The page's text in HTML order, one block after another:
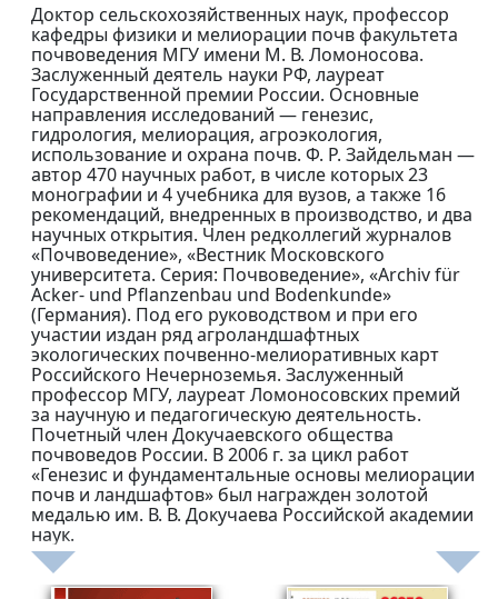
Доктор сельскохозяйственных наук, профессор
кафедры физики и мелиорации почв факультета
почвоведения МГУ имени М. В. Ломоносова.
Заслуженный деятель науки РФ, лауреат
Государственной премии России. Основные
направления исследований — генезис,
гидрология, мелиорация, агроэкология,
использование и охрана почв. Ф. Р. Зайдельман —
автор 470 научных работ, в числе которых 23
монографии и 4 учебника для вузов, а также 16
рекомендаций, внедренных в производство, и два
научных открытия. Член редколлегий журналов
«Почвоведение», «Вестник Московского
университета. Серия: Почвоведение», «Archiv für
Acker- und Pflanzenbau und Bodenkunde»
(Германия). Под его руководством и при его
участии издан ряд агроландшафтных
экологических почвенно-мелиоративных карт
Российского Нечерноземья. Заслуженный
профессор МГУ, лауреат Ломоносовских премий
за научную и педагогическую деятельность.
Почетный член Докучаевского общества
почвоведов России. В 2006 г. за цикл работ
«Генезис и фундаментальные основы мелиорации
почв и ландшафтов» был награжден золотой
медалью им. В. В. Докучаева Российской академии
наук.